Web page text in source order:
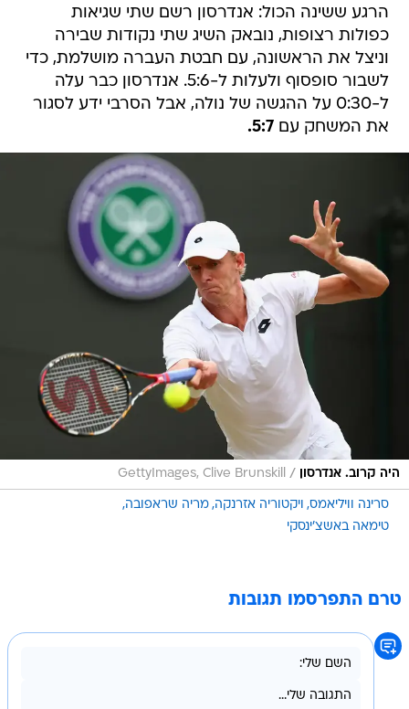
הרגע ששינה הכול: אנדרסון רשם שתי שגיאות
כפולות רצופות, נובאק השיג שתי נקודות שבירה
וניצל את הראשונה, עם חבטת העברה מושלמת, כדי
לשבור סופסוף ולעלות ל-5:6. אנדרסון כבר עלה
ל-0:30 על ההגשה של נולה, אבל הסרבי ידע לסגור
את המשחק עם5:7.
היה קרוב. אנדרסון /
GettyImages, Clive Brunskill
סרינה וויליאמס ויקטוריה אזרנקה מריה שראפובה
טימאה באשצ'ינסקי
טרם התפרסמו תגובות